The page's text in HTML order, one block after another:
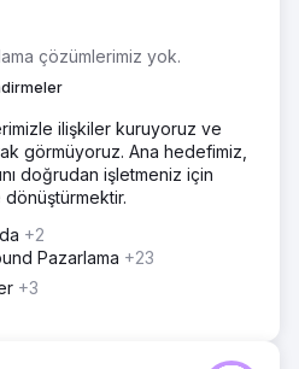
çözümlerimiz yok.
ilişkiler kuruyoruz ve
görmüyoruz. Ana hedefimiz,
doğrudan işletmeniz için
+2
Pazarlama +23
+3